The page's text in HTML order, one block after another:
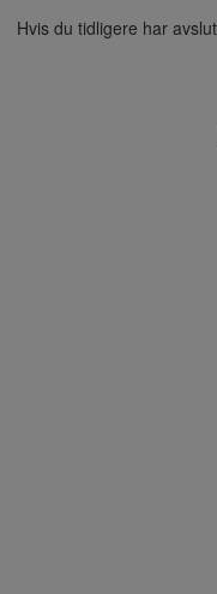
Hvis du tidligere har